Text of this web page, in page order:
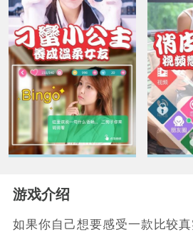
游戏介绍
如果你自己想要感受一款比较